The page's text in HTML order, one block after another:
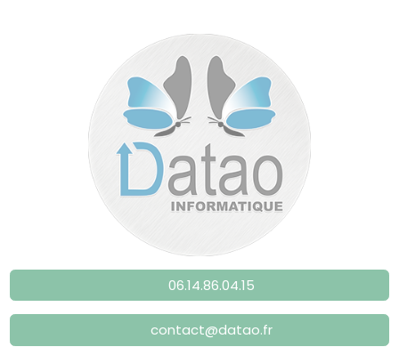
06.14.86.04.15
contact@datao.fr